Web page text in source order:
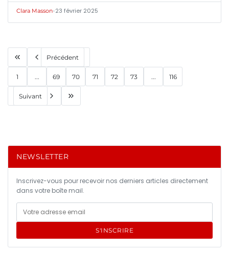
Clara Masson•23 février 2025
Précédent
1 ... 69 70 71 72 73 ... 116
Suivant
NEWSLETTER
Inscrivez-vous pour recevoir nos derniers articles directement
dans votre boîte mail.
S'INSCRIRE